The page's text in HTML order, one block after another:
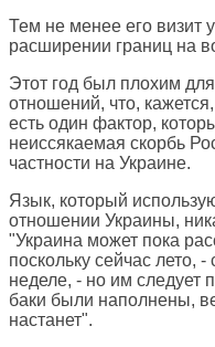
Тем не менее его визит
расширении границ на
Этот год был плохим
отношений, что,
есть один фактор,
неиссякаемая скорбь
частности на Украине.
Язык, который
отношении Украины,
"Украина может пока
поскольку сейчас лето,
неделе, - но им следует
баки были наполнены,
настанет".